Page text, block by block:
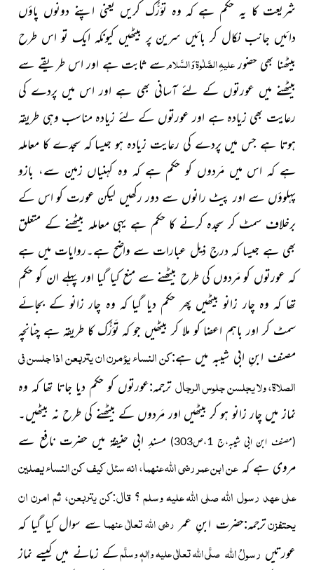
شریعت کا یہ حکم ہے کہ وہ توَرُّک کریں یعنی اپنے دونوں پاؤں
دائیں جانب نکال کر بائیں سرین پر بیٹھیں کیونکہ ایک تو اس طرح
بیٹھنا بھی حضورعلیہِ الصَّلٰوۃ وَ السَّلامسے ثابت ہے اور اس طریقے سے
بیٹھنے میں عورتوں کے لئے آسانی بھی ہے اور اس میں پردے کی
رعایت بھی زیادہ ہے اور عورتوں کے لئے زیادہ مناسب وہی طریقہ
ہوتا ہے جس میں پردے کی رعایت زیادہ ہو جیسا کہ سجدے کا معاملہ
ہے کہ اس میں مَردوں کو حکم ہے کہ وہ کہنیاں زمین سے، بازو
پہلوؤں سے اور پیٹ رانوں سے دور رکھیں لیکن عورت کو اس کے
برخلاف سمٹ کر سجدہ کرنے کا حکم ہے یہی معاملہ بیٹھنے کے متعلق
بھی ہے جیسا کہ درج ذیل عبارات سے واضح ہے۔روایات میں ہے
کہ عورتوں کو مَردوں کی طرح بیٹھنے سے منع کیا گیا اور پہلے ان کو حکم
تھا کہ وہ چار زانو بیٹھیں پھر حکم دیا گیا کہ وہ چار زانو کے بجائے
سمٹ کر اور باہم اعضا کو ملا کر بیٹھیں جو کہ تَوَرُّک کا طریقہ ہے چنانچہ
مصنف ابنِ ابی شیبہ میں ہے:كن النساء يؤمرن ان يتربعن اذا جلسن في
الصلاة، ولا يجلسن جلوس الرجال ترجمہ:عورتوں کو حکم دیا جاتا تھا کہ وہ
نماز میں چار زانو ہو کر بیٹھیں اور مَردوں کے بیٹھنے کی طرح نہ بیٹھیں۔
(مصنف ابن ابی شیبہ،ج 1،ص303)
مسندِ ابی حنیفۃ میں حضرت نافع سے
مروی ہے کہعن ابن عمر رضي الله عنهما، انه سئل كيف كن النساء يصلين
على عهد رسول اللهصلى الله عليه وسلم ؟ قال:كن يتربعن، ثم امرن ان
يحتفزنترجمہ:حضرت ابنِ عمر رضی اللہ تعالٰی عنہماسے سوال کیا گیا کہ
عورتیں رسولُاللہ صلَّی اللہ تعالٰی علیہ واٰلہٖ وسلَّمکے زمانے میں کیسے نماز